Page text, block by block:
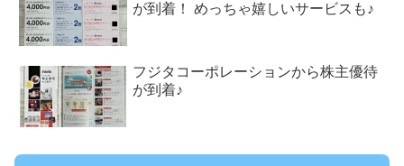
が到着！ めっちゃ嬉しいサービスも♪
フジタコーポレーションから株主優待
が到着♪